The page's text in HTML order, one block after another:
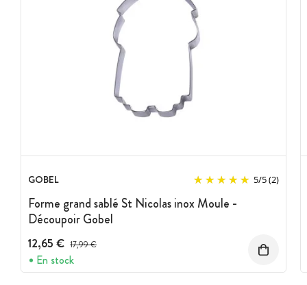
GOBEL 5/5(2)
Forme grand sablé St Nicolas inox Moule -
Découpoir Gobel
12,65 € Prix avant réduction :
17,99 €
En stock